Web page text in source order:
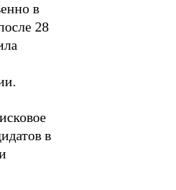
в
28
исковое
в